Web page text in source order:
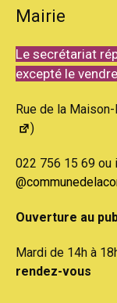
Mairie
Le secrétariat
excepté le
Rue de la
)
022 756 15 69 ou
Ouverture au
Mardi de 14h à
rendez-vous